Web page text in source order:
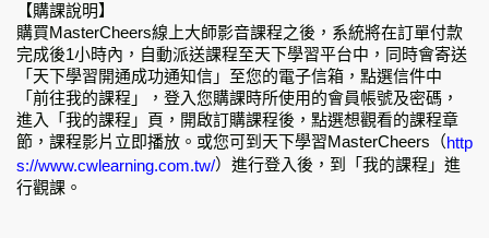
【購課說明】
購買MasterCheers線上大師影音課程之後，系統將在訂單付款
完成後1小時內，自動派送課程至天下學習平台中，同時會寄送
「天下學習開通成功通知信」至您的電子信箱，點選信件中
「前往我的課程」，登入您購課時所使用的會員帳號及密碼，
進入「我的課程」頁，開啟訂購課程後，點選想觀看的課程章
節，課程影片立即播放。或您可到天下學習MasterCheers（http
s://www.cwlearning.com.tw/）進行登入後，到「我的課程」進
行觀課。